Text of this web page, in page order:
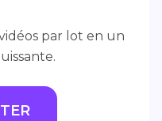
par lot en un